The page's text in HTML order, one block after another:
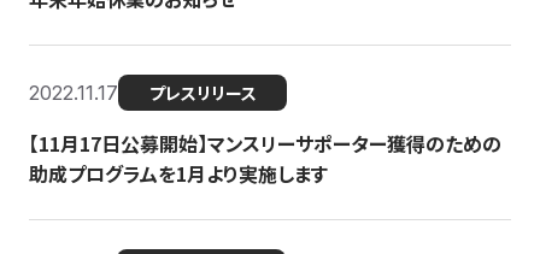
2022.11.17 プレスリリース
【11月17日公募開始】マンスリーサポーター獲得のための
助成プログラムを1月より実施します